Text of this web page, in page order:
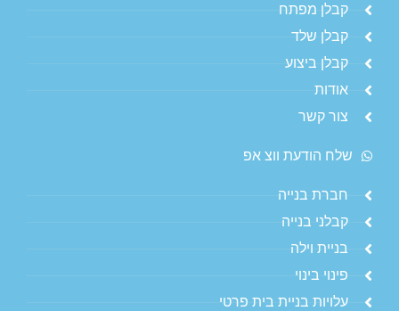
קבלן מפתח
קבלן שלד
קבלן ביצוע
אודות
צור קשר
שלח הודעת ווצ אפ
חברת בנייה
קבלני בנייה
בניית וילה
פינוי בינוי
עלויות בניית בית פרטי